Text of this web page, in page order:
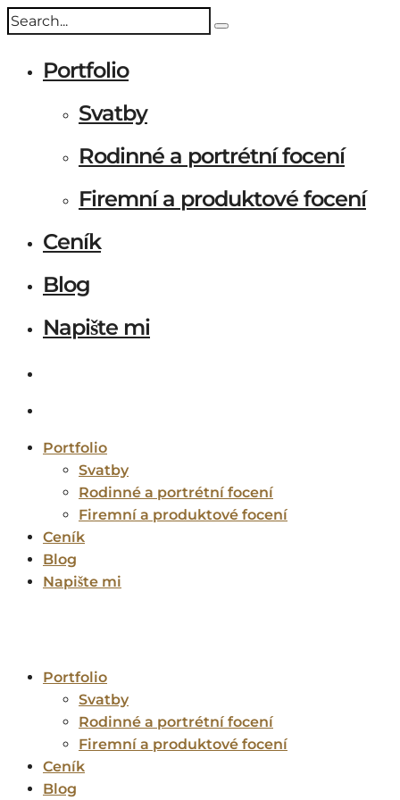
Portfolio
Svatby
Rodinné a portrétní focení
Firemní a produktové focení
Ceník
Blog
Napište mi
Portfolio
Svatby
Rodinné a portrétní focení
Firemní a produktové focení
Ceník
Blog
Napište mi
Portfolio
Svatby
Rodinné a portrétní focení
Firemní a produktové focení
Ceník
Blog